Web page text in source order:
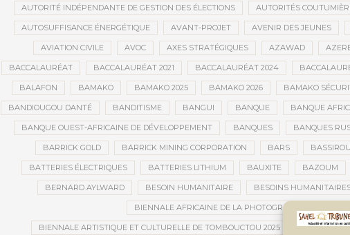
AUTORITÉ INDÉPENDANTE DE GESTION DES ÉLECTIONS AUTORITÉS
AUTOSUFFISANCE ÉNERGÉTIQUE AVANT-PROJET AVENIR DES JEUNES
AVIATION CIVILE AVOC AXES STRATÉGIQUES AZAWAD
BACCALAURÉAT BACCALAURÉAT 2021 BACCALAURÉAT 2024
BALAFON BAMAKO BAMAKO 2025 BAMAKO 2026 BAMAKO
BANDIOUGOU DANTÉ BANDITISME BANGUI BANQUE BANQUE
BANQUE OUEST-AFRICAINE DE DÉVELOPPEMENT BANQUES BANQUES
BARRICK GOLD BARRICK MINING CORPORATION BARS
BATTERIES ÉLECTRIQUES BATTERIES LITHIUM BAUXITE BAZOUM
BERNARD AYLWARD BESOIN HUMANITAIRE BESOINS
BIENNALE AFRICAINE DE LA PHOTOGRAPHIE
BIENNALE ARTISTIQUE ET CULTURELLE DE TOMBOUCTOU 2025 BIENNALE